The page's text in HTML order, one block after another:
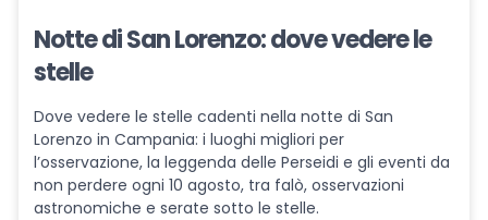
Notte di San Lorenzo: dove vedere le
stelle
Dove vedere le stelle cadenti nella notte di San
Lorenzo in Campania: i luoghi migliori per
l’osservazione, la leggenda delle Perseidi e gli eventi da
non perdere ogni 10 agosto, tra falò, osservazioni
astronomiche e serate sotto le stelle.